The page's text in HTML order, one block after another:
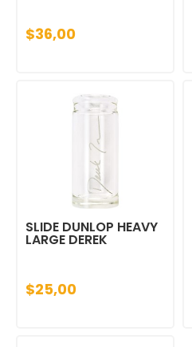
$36,00
SLIDE DUNLOP HEAVY
LARGE DEREK
$25,00